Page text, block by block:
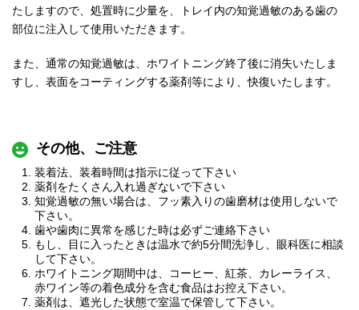
たしますので、処置時に少量を、トレイ内の知覚過敏のある歯の
部位に注入して使用いただきます。
また、通常の知覚過敏は、ホワイトニング終了後に消失いたしま
すし、表面をコーティングする薬剤等により、快復いたします。
その他、ご注意
装着法、装着時間は指示に従って下さい
薬剤をたくさん入れ過ぎないで下さい
知覚過敏の無い場合は、フッ素入りの歯磨材は使用しないで
下さい。
歯や歯肉に異常を感じた時は必ずご連絡下さい
もし、目に入ったときは温水で約5分間洗浄し、眼科医に相談
して下さい。
ホワイトニング期間中は、コーヒー、紅茶、カレーライス、
赤ワイン等の着色成分を含む食品はお控え下さい。
薬剤は、遮光した状態で室温で保管して下さい。